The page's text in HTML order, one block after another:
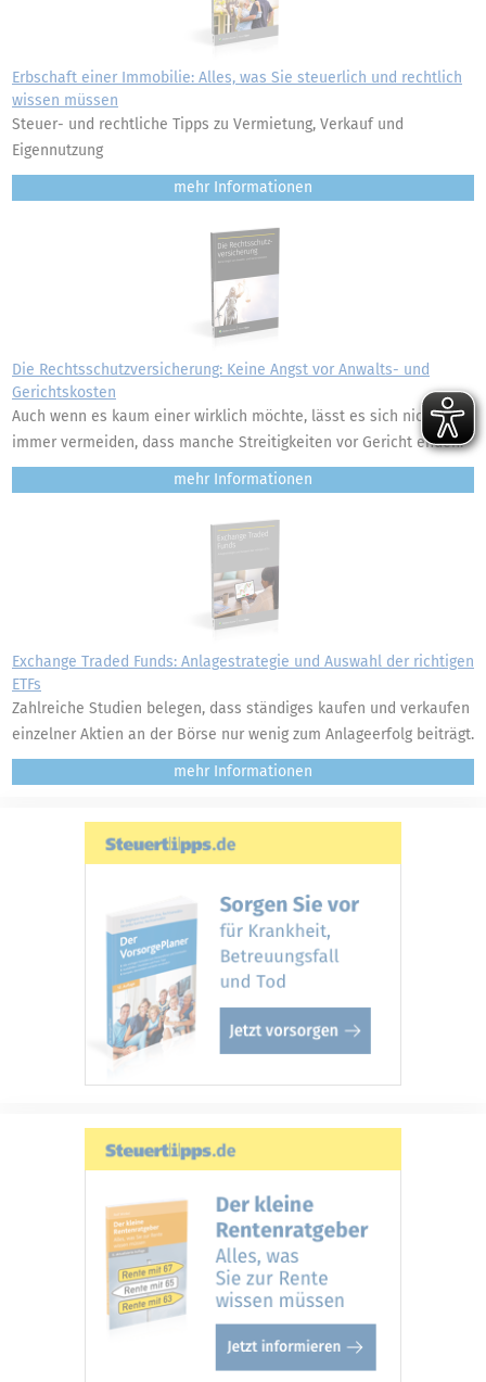
Erbschaft einer Immobilie: Alles, was Sie steuerlich und rechtlich
wissen müssen
Steuer- und rechtliche Tipps zu Vermietung, Verkauf und
Eigennutzung
mehr
Die Rechtsschutzversicherung: Keine Angst vor Anwalts- und
Gerichtskosten
Auch wenn es kaum einer wirklich möchte, lässt es sich nicht
immer vermeiden, dass manche Streitigkeiten vor Gericht enden.
mehr
Exchange Traded Funds: Anlagestrategie und Auswahl der richtigen
ETFs
Zahlreiche Studien belegen, dass ständiges kaufen und verkaufen
einzelner Aktien an der Börse nur wenig zum Anlageerfolg beiträgt.
mehr